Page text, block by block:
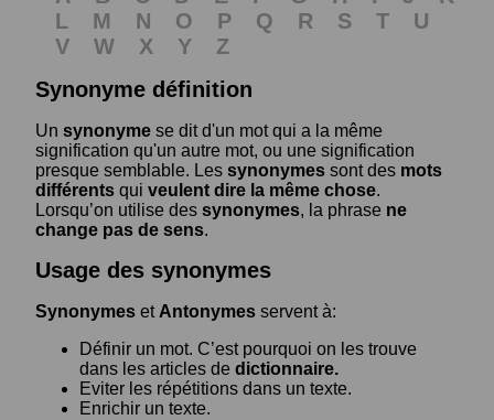
L
M N O P Q R S T
U
V
W X Y
Z
Synonyme définition
Un synonyme se dit d'un mot qui a la même
signification qu'un autre mot, ou une signification
presque semblable. Les synonymes sont des mots
différents qui veulent dire la même chose.
Lorsqu’on utilise des synonymes, la phrase ne
change pas de sens.
Usage des synonymes
Synonymes et Antonymes servent à:
Définir un mot. C’est pourquoi on les trouve
dans les articles de dictionnaire.
Eviter les répétitions dans un texte.
Enrichir un texte.